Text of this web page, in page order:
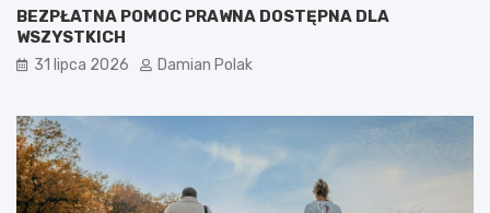
BEZPŁATNA POMOC PRAWNA DOSTĘPNA DLA
WSZYSTKICH
31 lipca 2026 Damian Polak